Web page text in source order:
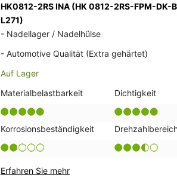
HK0812-2RS INA (HK 0812-2RS-FPM-DK-
L271)
- Nadellager / Nadelhülse
- Automotive Qualität (Extra gehärtet)
Auf Lager
Materialbelastbarkeit
Dichtigkeit
Korrosionsbeständigkeit
Erfahren Sie mehr